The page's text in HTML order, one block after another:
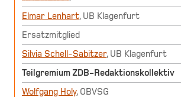
Elmar Lenhart, UB Klagenfurt
Ersatzmitglied
Silvia Schell-Sabitzer, UB Klagenfurt
Teilgremium ZDB-Redaktionskollektiv
Wolfgang Holy, OBVSG